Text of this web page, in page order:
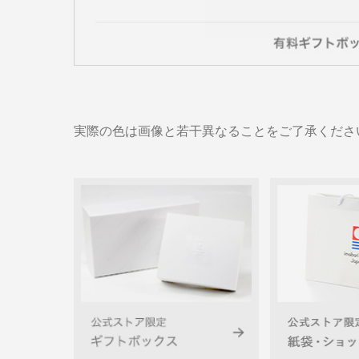
実際の色は画像と若干異なることをご了承くださ